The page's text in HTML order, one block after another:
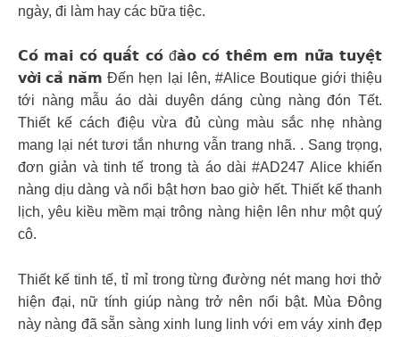
ngày, đi làm hay các bữa tiệc.
𝗖𝗼́ 𝗺𝗮𝗶 𝗰𝗼́ 𝗾𝘂𝗮̂́𝘁 𝗰𝗼́ đ𝗮̀𝗼 𝗰𝗼́ 𝘁𝗵𝗲̂𝗺 𝗲𝗺 𝗻𝘂̛̃𝗮 𝘁𝘂𝘆𝗲̣̂𝘁
𝘃𝗼̛̀𝗶 𝗰𝗮̉ 𝗻𝗮̆𝗺 Đến hẹn lại lên, #Alice Boutique giới thiệu
tới nàng mẫu áo dài duyên dáng cùng nàng đón Tết.
Thiết kế cách điệu vừa đủ cùng màu sắc nhẹ nhàng
mang lại nét tươi tắn nhưng vẫn trang nhã. . Sang trọng,
đơn giản và tinh tế trong tà áo dài #AD247 Alice khiến
nàng dịu dàng và nổi bật hơn bao giờ hết. Thiết kế thanh
lịch, yêu kiều mềm mại trông nàng hiện lên như một quý
cô.
Thiết kế tinh tế, tỉ mỉ trong từng đường nét mang hơi thở
hiện đại, nữ tính giúp nàng trở nên nổi bật. Mùa Đông
này nàng đã sẵn sàng xinh lung linh với em váy xinh đẹp